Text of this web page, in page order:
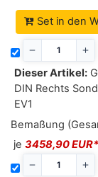
Set in den
Dieser Artikel:
DIN Rechts
EV1
Bemaßung
je 3458,90 EUR*